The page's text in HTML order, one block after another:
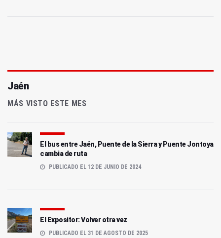
Jaén
MÁS VISTO ESTE MES
El bus entre Jaén, Puente de la Sierra y Puente Jontoya
cambia de ruta
PUBLICADO EL 12 DE JUNIO DE 2024
El Expositor: Volver otra vez
PUBLICADO EL 31 DE AGOSTO DE 2025